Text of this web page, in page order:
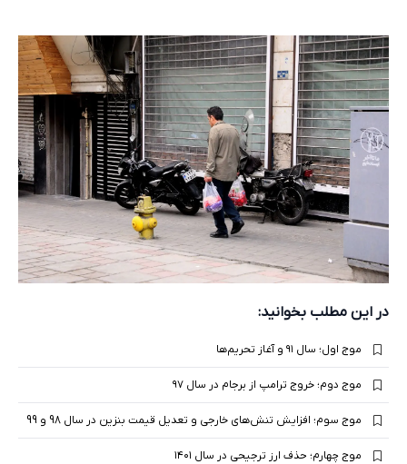
در این مطلب بخوانید:
موج اول؛ سال ۹۱ و آغاز تحریم‌ها
موج دوم؛ خروج ترامپ از برجام در سال ۹۷
موج سوم؛ افزایش تنش‌های خارجی و تعدیل قیمت بنزین در سال 98 و 99
موج چهارم؛ حذف ارز ترجیحی در سال ۱۴۰۱